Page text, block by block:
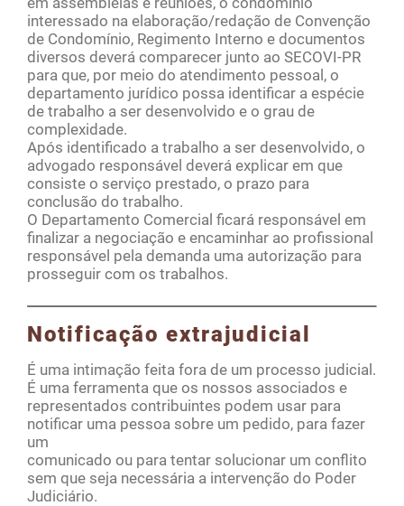
interessado na elaboração/redação de Convenção
de Condomínio, Regimento Interno e documentos
diversos deverá comparecer junto ao SECOVI-PR
para que, por meio do atendimento pessoal, o
departamento jurídico possa identificar a espécie
de trabalho a ser desenvolvido e o grau de
complexidade.
Após identificado a trabalho a ser desenvolvido, o
advogado responsável deverá explicar em que
consiste o serviço prestado, o prazo para
conclusão do trabalho.
O Departamento Comercial ficará responsável em
finalizar a negociação e encaminhar ao profissional
responsável pela demanda uma autorização para
prosseguir com os trabalhos.
Notificação extrajudicial
É uma intimação feita fora de um processo judicial.
É uma ferramenta que os nossos associados e
representados contribuintes podem usar para
notificar uma pessoa sobre um pedido, para fazer
um
comunicado ou para tentar solucionar um conflito
sem que seja necessária a intervenção do Poder
Judiciário.